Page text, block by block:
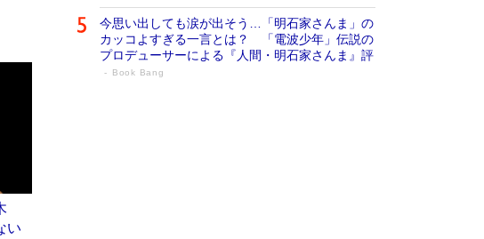
い
今思い出しても涙が出そう…「明石家さんま」の
カッコよすぎる一言とは？ 「電波少年」伝説の
プロデューサーによる『人間・明石家さんま』評
Book Bang